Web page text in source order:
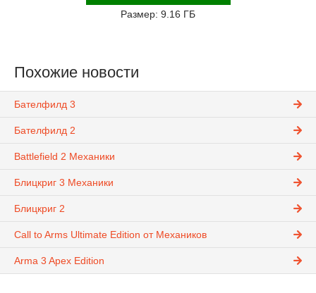
Размер: 9.16 ГБ
Похожие новости
Бателфилд 3
Бателфилд 2
Battlefield 2 Механики
Блицкриг 3 Механики
Блицкриг 2
Call to Arms Ultimate Edition от Механиков
Arma 3 Apex Edition